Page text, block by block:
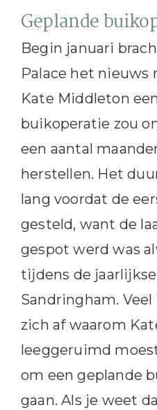
Geplande
Begin januari
Palace het nieuws
Kate Middleton
buikoperatie zou
een aantal
herstellen. Het
lang voordat de
gesteld, want de
gespot werd was
tijdens de
Sandringham.
zich af waarom
leeggeruimd
om een geplande
gaan. Als je weet